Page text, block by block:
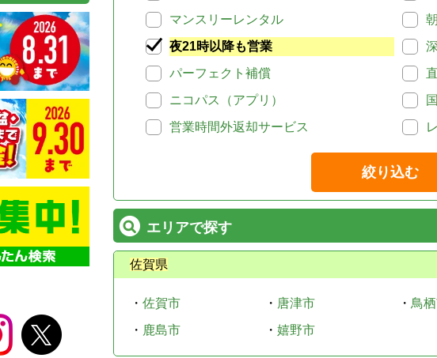
マンスリーレンタル
夜21時以降も営業
パーフェクト補償
ニコパス（アプリ）
営業時間外返却サービス
絞り込む
エリアで探す
佐賀県
・ 佐賀市 ・ 唐津市 ・ 鳥
・ 鹿島市 ・ 嬉野市